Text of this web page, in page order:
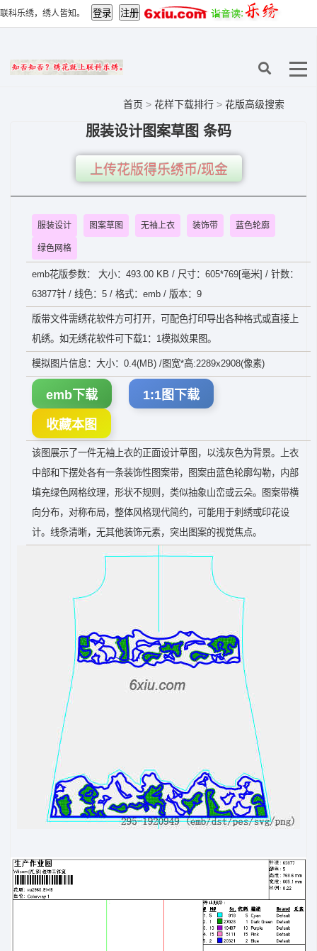
联科乐绣，绣人皆知。
首页 > 花样下载排行 > 花版高级搜索
服装设计图案草图 条码
上传花版得乐绣币/现金
服装设计 图案草图 无袖上衣 装饰带 蓝色轮廓
绿色网格
emb花版参数： 大小：493.00 KB / 尺寸：605*769[毫米] / 针数：
63877针 / 线色：5 / 格式：emb / 版本：9
版带文件需绣花软件方可打开，可配色打印导出各种格式或直接上
机绣。如无绣花软件可下载1：1模拟效果图。
模拟图片信息：大小：0.4(MB) /图宽*高:2289x2908(像素)
emb下载 1:1图下载
收藏本图
该图展示了一件无袖上衣的正面设计草图，以浅灰色为背景。上衣
中部和下摆处各有一条装饰性图案带，图案由蓝色轮廓勾勒，内部
填充绿色网格纹理，形状不规则，类似抽象山峦或云朵。图案带横
向分布，对称布局，整体风格现代简约，可能用于刺绣或印花设
计。线条清晰，无其他装饰元素，突出图案的视觉焦点。